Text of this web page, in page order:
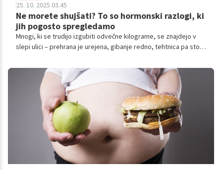
25. 10. 2025 03.45
Ne morete shujšati? To so hormonski razlogi, ki
jih pogosto spregledamo
Mnogi, ki se trudijo izgubiti odvečne kilograme, se znajdejo v
slepi ulici – prehrana je urejena, gibanje redno, tehtnica pa stoji.
dejavnikov, ki lahko močno vplivajo na presnovo in telesno težo:
hormone. Hormonsko neravnovesje je pogost, a pogosto
spregledan razlog, zakaj hujšanje kljub trudu ne gre nikamor.